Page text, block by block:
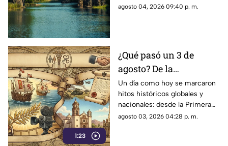
sorprendentes de Alemania. Su
agosto 04, 2026 09:40 p. m.
1:23
¿Qué pasó un 3 de
agosto? De la
expedición de Colón al
nacimiento de una
leyenda del cine
mexicano
Un día como hoy se marcaron
hitos históricos globales y
nacionales: desde la Primera
Guerra Mundial hasta el legado
agosto 03, 2026 04:28 p. m.